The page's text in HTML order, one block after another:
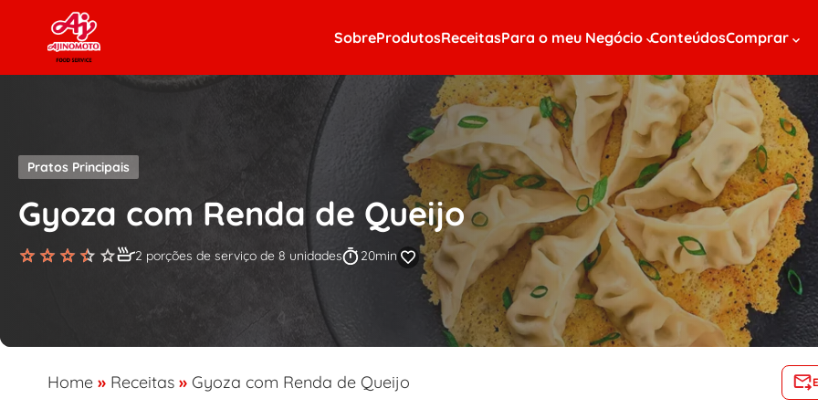
Skip to content
SobreProdutosReceitasPara o meu Negócio ConteúdosComprar
Pratos Principais
Gyoza com Renda de Queijo
2 porções de serviço de 8 unidades 20min
Home » Receitas » Gyoza com Renda de Queijo